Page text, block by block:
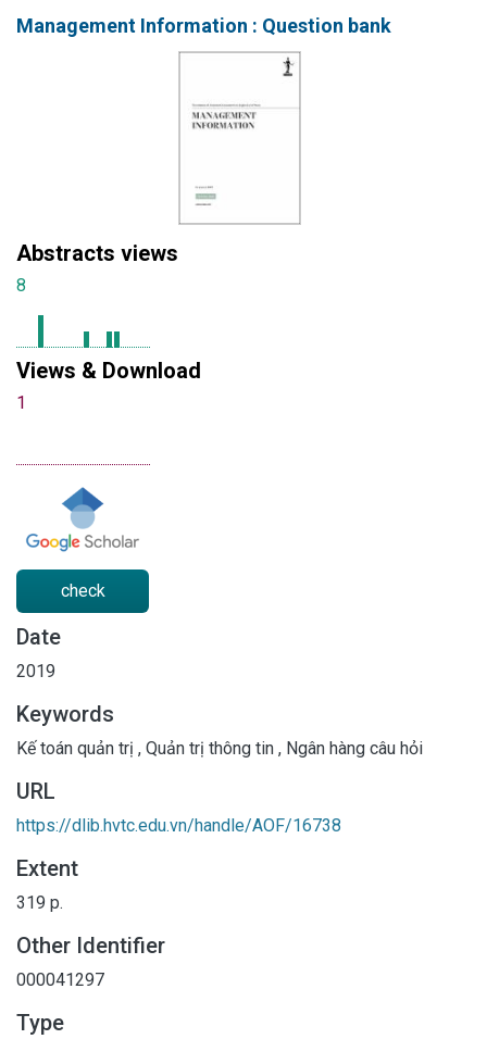
Management Information : Question bank
Abstracts views
8
Views & Download
1
check
Date
2019
Keywords
Kế toán quản trị , Quản trị thông tin , Ngân hàng câu hỏi
URL
https://dlib.hvtc.edu.vn/handle/AOF/16738
Extent
319 p.
Other Identifier
000041297
Type